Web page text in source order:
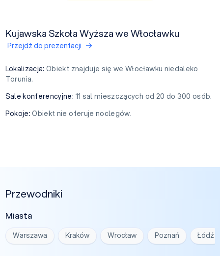
Kujawska Szkoła Wyższa we Włocławku
Przejdź do prezentacji
Lokalizacja:Obiekt znajduje się we Włocławku niedaleko
Torunia.
Sale konferencyjne: 11 sal mieszczących od 20 do 300 osób.
Pokoje:Obiekt nie oferuje noclegów.
Przewodniki
Miasta
Warszawa Kraków Wrocław Poznań Łódź